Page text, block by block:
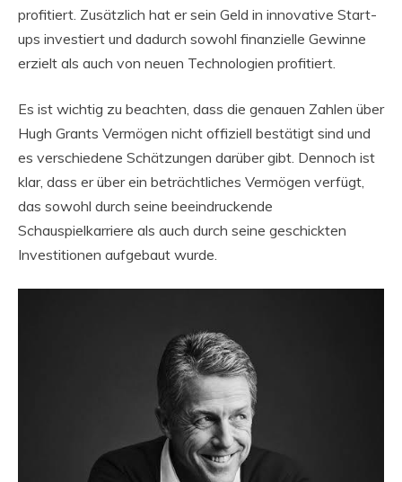
profitiert. Zusätzlich hat er sein Geld in innovative Start-
ups investiert und dadurch sowohl finanzielle Gewinne
erzielt als auch von neuen Technologien profitiert.
Es ist wichtig zu beachten, dass die genauen Zahlen über
Hugh Grants Vermögen nicht offiziell bestätigt sind und
es verschiedene Schätzungen darüber gibt. Dennoch ist
klar, dass er über ein beträchtliches Vermögen verfügt,
das sowohl durch seine beeindruckende
Schauspielkarriere als auch durch seine geschickten
Investitionen aufgebaut wurde.